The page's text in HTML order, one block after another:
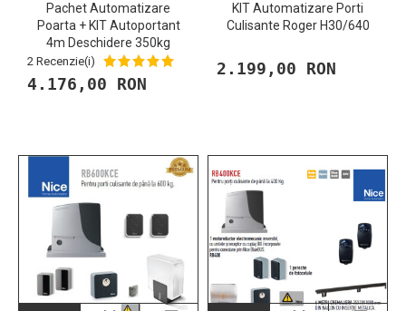
Pachet Automatizare
Poarta + KIT Autoportant
4m Deschidere 350kg
2 Recenzie(i)
4.176,00 RON
KIT Automatizare Porti
Culisante Roger H30/640
2.199,00 RON